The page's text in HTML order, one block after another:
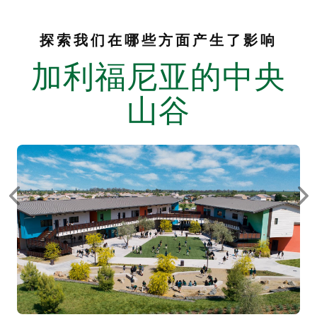
探索我们在哪些方面产生了影响
加利福尼亚的中央
山谷